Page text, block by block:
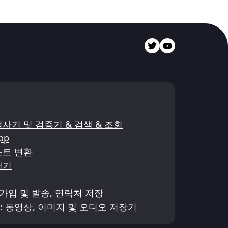
기 및 검증기 & 검색 & 조회
변환
입 및 발송, 연락처 저장
영상, 이미지 및 오디오 저장기